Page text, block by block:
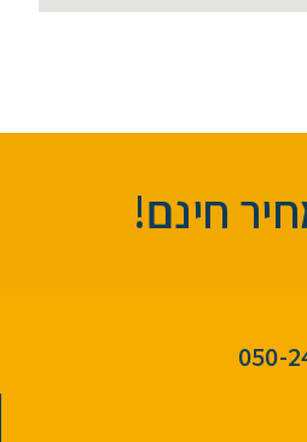
חינם!